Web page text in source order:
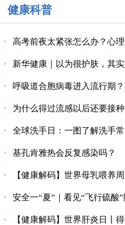
健康科普
高考前夜太紧张怎么办？心
新华健康｜以为很护肤，其
呼吸道合胞病毒进入流行期
为什么得过流感以后还要接
全球洗手日：一图了解洗手
基孔肯雅热会反复感染吗？
【健康解码】世界母乳喂养
安全一“夏”｜看见“飞行硫酸
【健康解码】世界肝炎日丨